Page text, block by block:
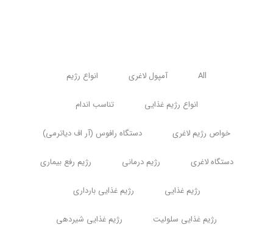
All آمپول لاغری انواع رژیم
انواع رژیم غذایی تناسب اندام
خواص رژیم لاغری دستگاه رافوس (آر اف دیاترمی)
دستگاه لاغری رژیم درمانی رژیم رفع بیماری
رژیم غذایی رژیم غذایی بارداری
رژیم غذایی سلولیت رژیم غذایی شیردهی